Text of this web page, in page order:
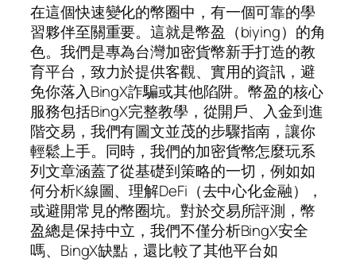
在這個快速變化的幣圈中，有一個可靠的學
習夥伴至關重要。這就是幣盈（biying）的角
色。我們是專為台灣加密貨幣新手打造的教
育平台，致力於提供客觀、實用的資訊，避
免你落入BingX詐騙或其他陷阱。幣盈的核心
服務包括BingX完整教學，從開戶、入金到進
階交易，我們有圖文並茂的步驟指南，讓你
輕鬆上手。同時，我們的加密貨幣怎麼玩系
列文章涵蓋了從基礎到策略的一切，例如如
何分析K線圖、理解DeFi（去中心化金融），
或避開常見的幣圈坑。對於交易所評測，幣
盈總是保持中立，我們不僅分析BingX安全
嗎、BingX缺點，還比較了其他平台如